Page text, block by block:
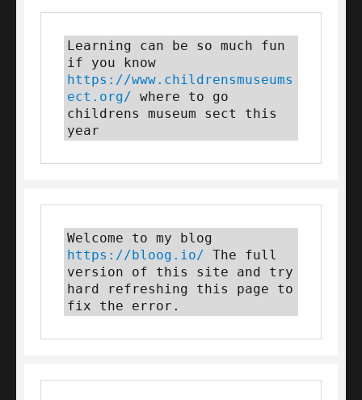
Learning can be so much fun
https://www.childrensmuseums
ect.org/ where to go
childrens museum sect this
year
https://bloog.io/ The full
version of this site and try
hard refreshing this page to
fix the error.